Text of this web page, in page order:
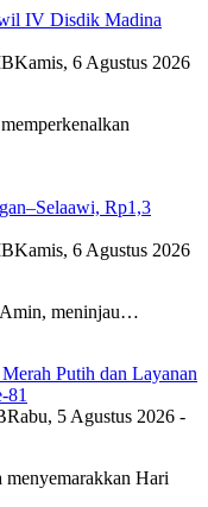
IV Disdik Madina
Kamis, 6 Agustus 2026
Rp1,3
Kamis, 6 Agustus 2026
meninjau…
Putih dan Layanan
81
Rabu, 5 Agustus 2026 -
Hari